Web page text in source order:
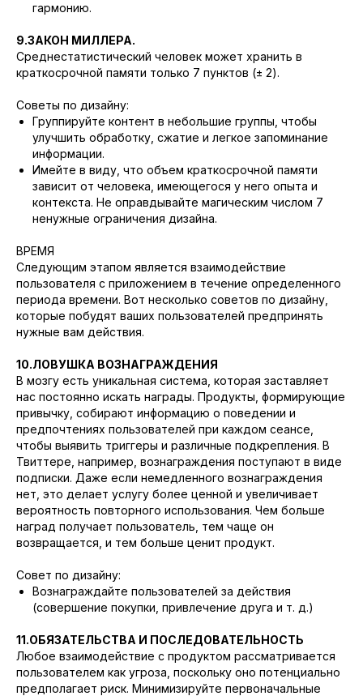
гармонию.
9.ЗАКОН МИЛЛЕРА.
Среднестатистический человек может хранить в
краткосрочной памяти только 7 пунктов (± 2).
Советы по дизайну:
Группируйте контент в небольшие группы, чтобы
улучшить обработку, сжатие и легкое запоминание
информации.
Имейте в виду, что объем краткосрочной памяти
зависит от человека, имеющегося у него опыта и
контекста. Не оправдывайте магическим числом 7
ненужные ограничения дизайна.
ВРЕМЯ
Следующим этапом является взаимодействие
пользователя с приложением в течение определенного
периода времени. Вот несколько советов по дизайну,
которые побудят ваших пользователей предпринять
нужные вам действия.
10.ЛОВУШКА ВОЗНАГРАЖДЕНИЯ
В мозгу есть уникальная система, которая заставляет
нас постоянно искать награды. Продукты, формирующие
привычку, собирают информацию о поведении и
предпочтениях пользователей при каждом сеансе,
чтобы выявить триггеры и различные подкрепления. В
Твиттере, например, вознаграждения поступают в виде
подписки. Даже если немедленного вознаграждения
нет, это делает услугу более ценной и увеличивает
вероятность повторного использования. Чем больше
наград получает пользователь, тем чаще он
возвращается, и тем больше ценит продукт.
Совет по дизайну:
Вознаграждайте пользователей за действия
(совершение покупки, привлечение друга и т. д.)
11.ОБЯЗАТЕЛЬСТВА И ПОСЛЕДОВАТЕЛЬНОСТЬ
Любое взаимодействие с продуктом рассматривается
пользователем как угроза, поскольку оно потенциально
предполагает риск. Минимизируйте первоначальные